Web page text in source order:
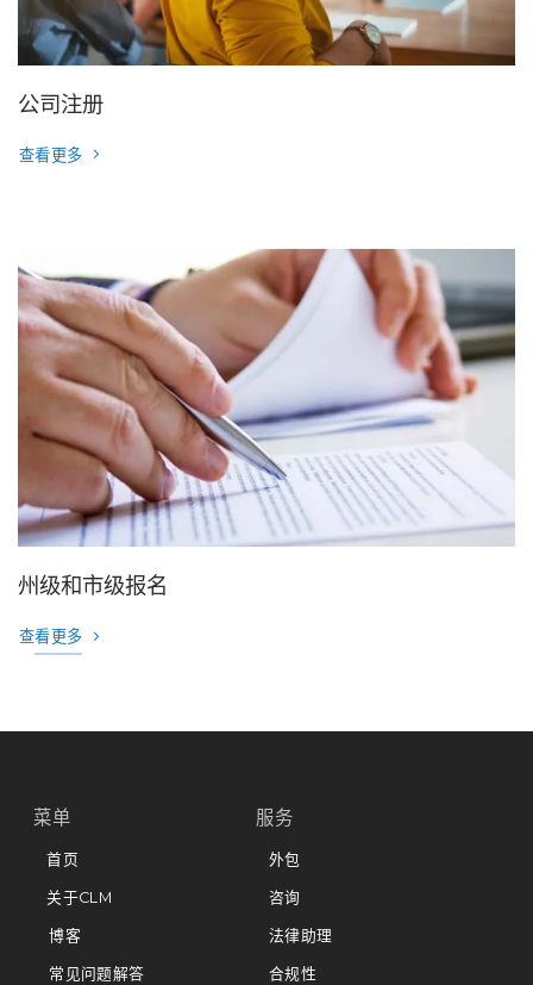
公司注册
查看更多
州级和市级报名
查看更多
菜单
首页
关于CLM
博客
常见问题解答
服务
外包
咨询
法律助理
合规性